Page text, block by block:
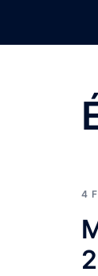
4